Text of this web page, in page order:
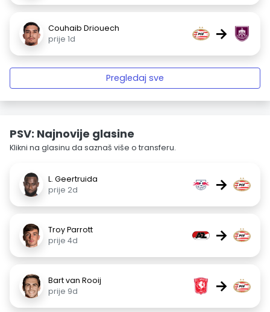
Couhaib Driouech
prije 1d
→
Pregledaj sve
PSV: Najnovije glasine
Klikni na glasinu da saznaš više o transferu.
L. Geertruida
prije 2d
→
Troy Parrott
prije 4d
→
Bart van Rooij
prije 9d
→